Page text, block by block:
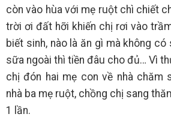
còn vào hùa với mẹ ruột chì chiết
trời ơi đất hỡi khiến chị rơi vào
biết sinh, nào là ăn gì mà không
sữa ngoài thì tiền đâu cho đủ… Vì
chị đón hai mẹ con về nhà chăm
nhà ba mẹ ruột, chồng chị sang
1 lần.